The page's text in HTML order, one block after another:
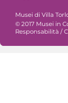
Musei di Villa
© 2017 Musei in
Responsabilità /